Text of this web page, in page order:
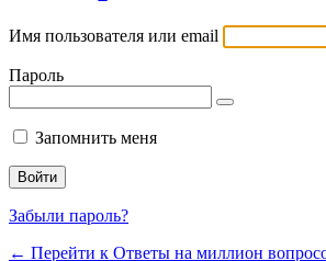
Имя пользователя или email
Пароль
Запомнить меня
Забыли пароль?
← Перейти к Ответы на миллион